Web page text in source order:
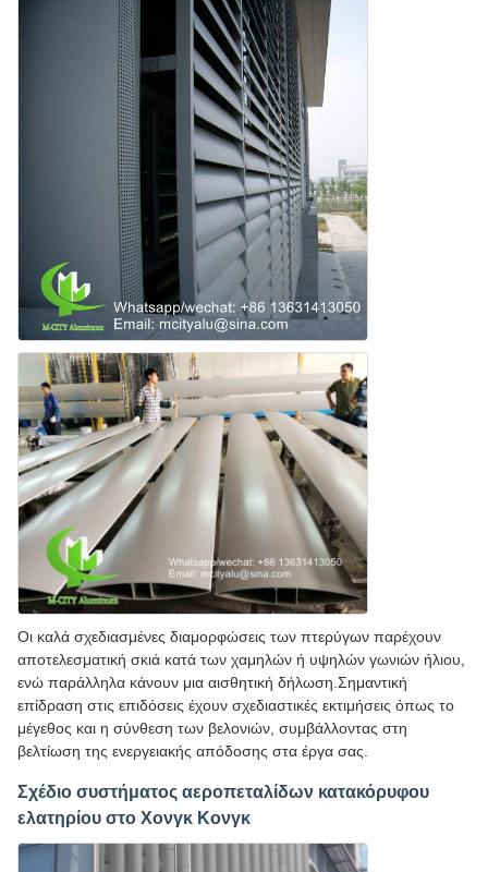
Οι καλά σχεδιασμένες διαμορφώσεις των πτερύγων παρέχουν
αποτελεσματική σκιά κατά των χαμηλών ή υψηλών γωνιών ήλιου,
ενώ παράλληλα κάνουν μια αισθητική δήλωση.Σημαντική
επίδραση στις επιδόσεις έχουν σχεδιαστικές εκτιμήσεις όπως το
μέγεθος και η σύνθεση των βελονιών, συμβάλλοντας στη
βελτίωση της ενεργειακής απόδοσης στα έργα σας.
Σχέδιο συστήματος αεροπεταλίδων κατακόρυφου
ελατηρίου στο Χονγκ Κονγκ